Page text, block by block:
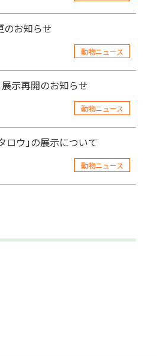
のお知らせ
動物ニュース
示再開のお知らせ
動物ニュース
ロウ｣の展示について
動物ニュース